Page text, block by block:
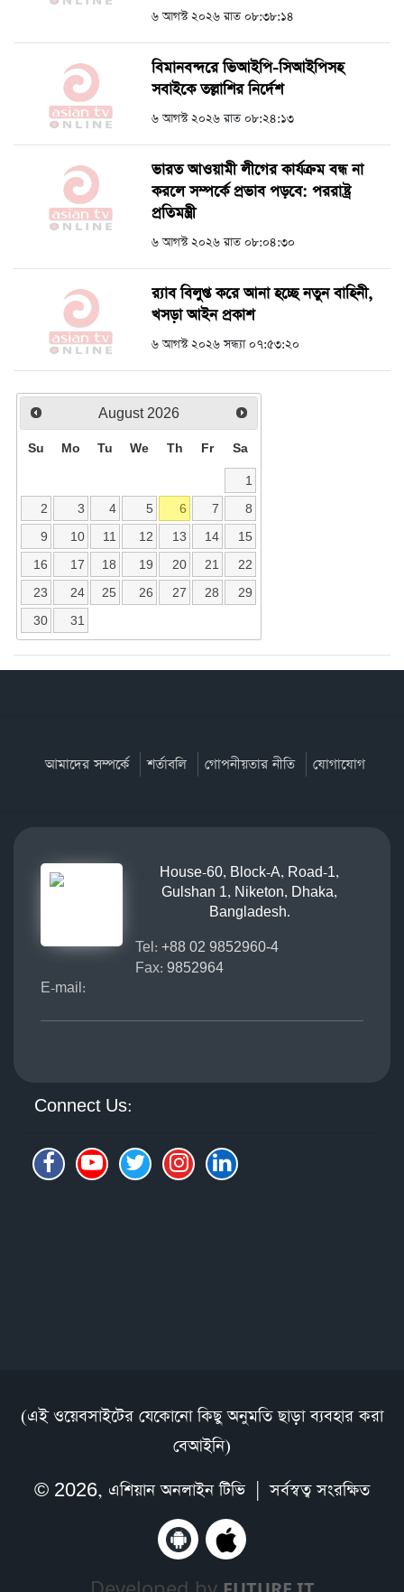
৬ আগস্ট ২০২৬ রাত ০৮:৩৮:১৪
বিমানবন্দরে ভিআইপি-সিআইপিসহ
সবাইকে তল্লাশির নির্দেশ
৬ আগস্ট ২০২৬ রাত ০৮:২৪:১৩
ভারত আওয়ামী লীগের কার্যক্রম বন্ধ না
করলে সম্পর্কে প্রভাব পড়বে: পররাষ্ট্র
প্রতিমন্ত্রী
৬ আগস্ট ২০২৬ রাত ০৮:০৪:৩০
র‍্যাব বিলুপ্ত করে আনা হচ্ছে নতুন বাহিনী,
খসড়া আইন প্রকাশ
৬ আগস্ট ২০২৬ সন্ধ্যা ০৭:৫৩:২০
August 2026
Su Mo Tu We Th Fr Sa
1
2
3 4 5 6 7
8
9
10 11 12 13 14
15
16
17 18 19 20 21
22
23
24 25 26 27 28
29
30
31
আমাদের সম্পর্কে শর্তাবলি গোপনীয়তার নীতি যোগাযোগ
House-60, Block-A, Road-1,
Gulshan 1, Niketon, Dhaka,
Bangladesh.
Tel: +88 02 9852960-4
Fax: 9852964
E-mail:
Connect Us:
(এই ওয়েবসাইটের যেকোনো কিছু অনুমতি ছাড়া ব্যবহার করা
বেআইনি)
© 2026, এশিয়ান অনলাইন টিভি| সর্বস্বত্ব সংরক্ষিত